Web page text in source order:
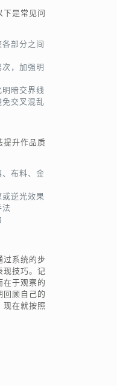
是常见问
部分之间
，加强明
暗交界线
免交叉混乱
提升作品质
布料、金
逆光效果
过系统的步
现技巧。记
在于观察的
回顾自己的
现在就按照